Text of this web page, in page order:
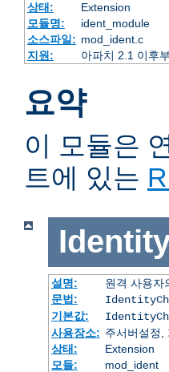
상태:
Extension
모듈명:
ident_module
소스파일: mod_ident.c
지원:
아파치 2.1 이후
요약
이 모듈은
트에 있는
설명:
원격 사용자
문법:
기본값:
사용장소: 주서버설정,
상태:
Extension
모듈:
mod_ident